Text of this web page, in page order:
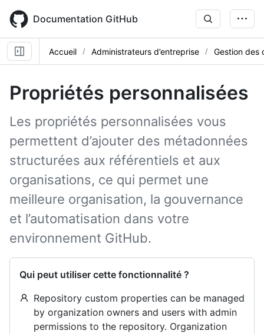
main
content
Documentation GitHub
Accueil Administrateurs d’entreprise Gestion des
Propriétés personnalisées
Les propriétés personnalisées vous
permettent d’ajouter des métadonnées
structurées aux référentiels et aux
organisations, ce qui permet une
meilleure organisation, la gouvernance
et l’automatisation dans votre
environnement GitHub.
Qui peut utiliser cette fonctionnalité ?
Repository custom properties can be managed
by organization owners and users with admin
permissions to the repository. Organization